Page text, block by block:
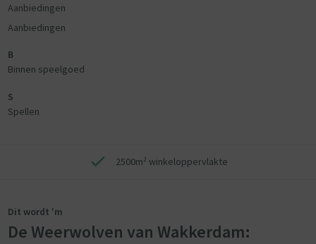
Aanbiedingen
Aanbiedingen
B
Binnen speelgoed
S
Spellen
2500m² winkeloppervlakte
Dit wordt 'm
De Weerwolven van Wakkerdam: